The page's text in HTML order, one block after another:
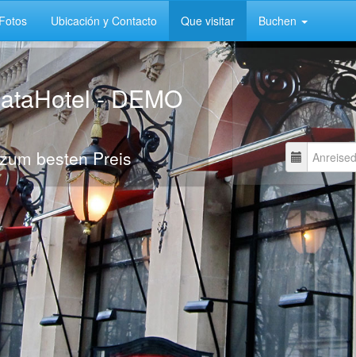
Fotos Ubicación y Contacto Que visitar Buchen
- DEMO
besten Preis